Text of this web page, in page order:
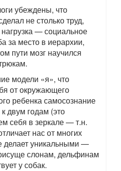
убеждены, что
не столько труд,
— социальное
за место в иерархии,
пути мозг научился
модели «я», что
от окружающего
ребенка самосознание
двум годам (это
себя в зеркале — т.н.
нас от многих
делает уникальными —
слонам, дельфинам
у собак.